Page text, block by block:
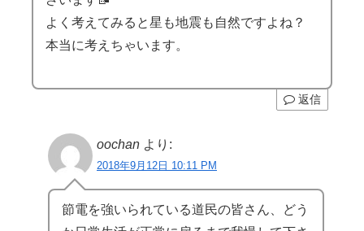
よく考えてみると星も地震も自然ですよね？
本当に考えちゃいます。
返信
oochan より:
2018年9月12日 10:11 PM
節電を強いられている道民の皆さん、どう